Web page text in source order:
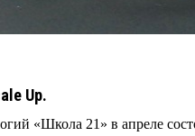
Up.
«Школа 21» в апреле